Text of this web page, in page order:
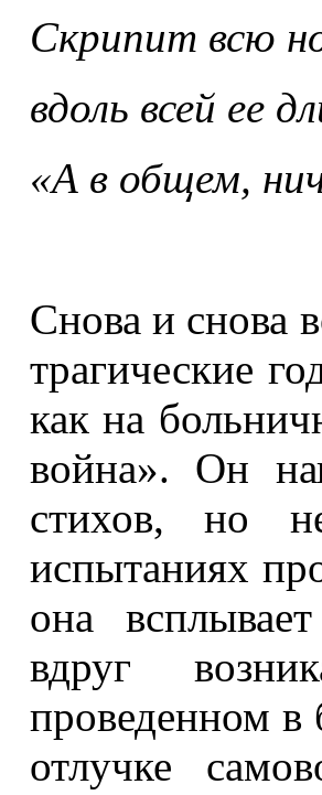
Скрипит всю
вдоль всей ее
«А в общем,
Снова и снова
трагические
как на
война». Он
стихов, но
испытаниях
она
вдруг
проведенном в
отлучке